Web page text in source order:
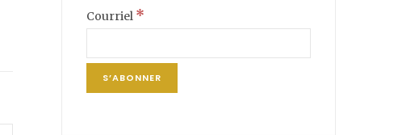
Courriel *